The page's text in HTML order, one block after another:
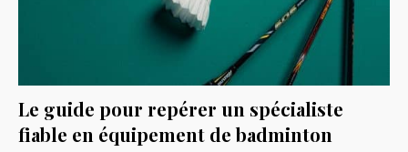
Le guide pour repérer un spécialiste
fiable en équipement de badminton